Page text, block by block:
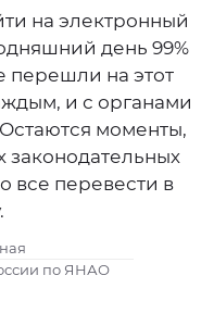
на электронный
день 99%
перешли на этот
и с органами
моменты,
законодательных
все перевести в
по ЯНАО